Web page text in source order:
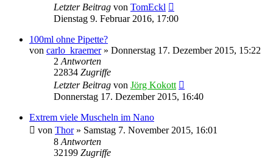
Letzter Beitrag von TomEckl
Dienstag 9. Februar 2016, 17:00
100ml ohne Pipette?
von carlo_kraemer» Donnerstag 17. Dezember 2015, 15:22
2 Antworten
22834 Zugriffe
Letzter Beitrag von Jörg Kokott
Donnerstag 17. Dezember 2015, 16:40
Extrem viele Muscheln im Nano
von Thor» Samstag 7. November 2015, 16:01
8 Antworten
32199 Zugriffe